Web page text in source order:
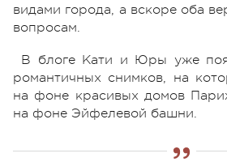
видами города, а вскоре оба
вопросам.
В блоге Кати и Юры уже
романтичных снимков, на
на фоне красивых домов
на фоне Эйфелевой башни.